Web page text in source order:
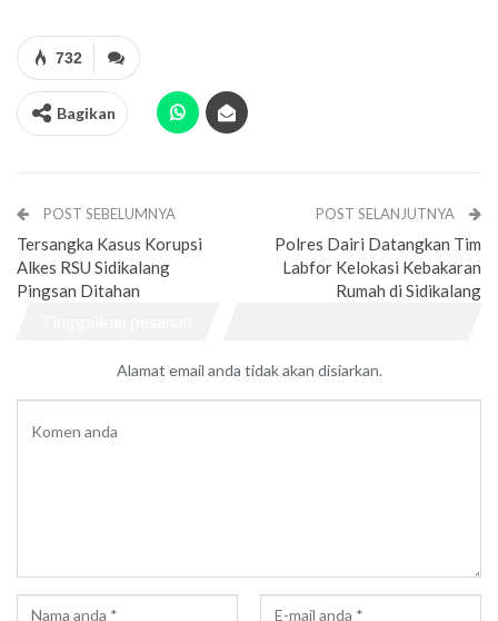
732
Bagikan
POST SEBELUMNYA
Tersangka Kasus Korupsi
Alkes RSU Sidikalang
Pingsan Ditahan
POST SELANJUTNYA
Polres Dairi Datangkan Tim
Labfor Kelokasi Kebakaran
Rumah di Sidikalang
Alamat email anda tidak akan disiarkan.